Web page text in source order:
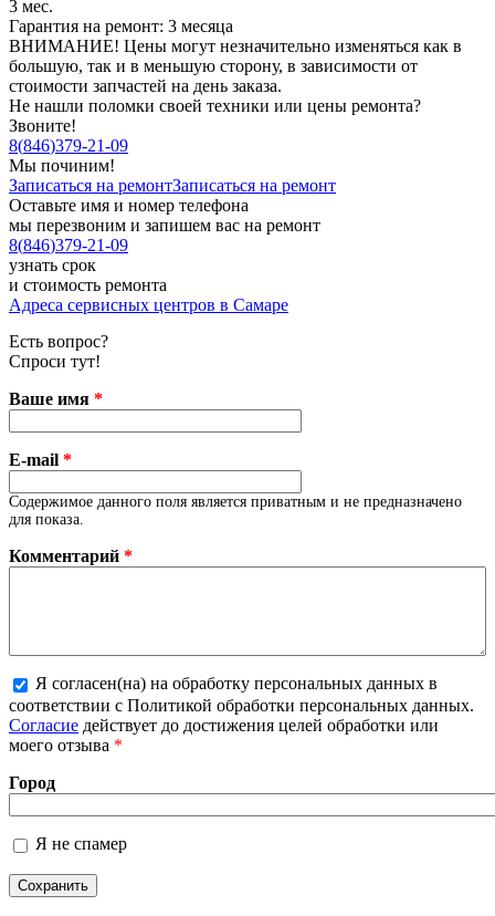
3 мес.
Гарантия на ремонт: 3 месяца
ВНИМАНИЕ! Цены могут незначительно изменяться как в
большую, так и в меньшую сторону, в зависимости от
стоимости запчастей на день заказа.
Не нашли поломки своей техники или цены ремонта?
Звоните!
8(846)379-21-09
Мы починим!
Записаться на ремонтЗаписаться на ремонт
Оставьте имя и номер телефона
мы перезвоним и запишем вас на ремонт
8(846)379-21-09
узнать срок
и стоимость ремонта
Адреса сервисных центров в Самаре
Есть вопрос?
Спроси тут!
Ваше имя *
E-mail *
Содержимое данного поля является приватным и не предназначено
для показа.
Комментарий *
Более подробная информация о текстовых
форматах
Я согласен(на) на обработку персональных данных в
соответствии с Политикой обработки персональных данных.
Согласие действует до достижения целей обработки или
моего отзыва *
Город
Я не спамер
Я спамер